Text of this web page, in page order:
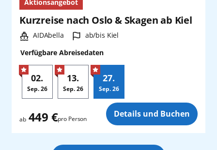
Aktionsangebot
Kurzreise nach Oslo & Skagen ab Kiel
Schiff:
AIDAbella Hafen:
ab/bis Kiel
Verfügbare Abreisedaten
02.
Sep.26
13.
Sep.26
27.
Sep.26
ab 449 €pro Person Details und Buchen